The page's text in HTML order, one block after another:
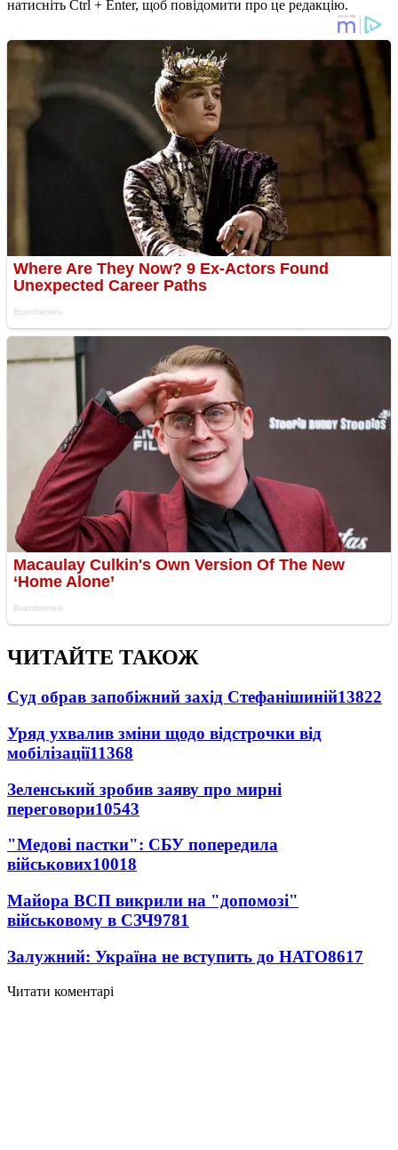
натисніть Ctrl + Enter, щоб повідомити про це редакцію.
ЧИТАЙТЕ ТАКОЖ
Суд обрав запобіжний захід Стефанішиній13822
Уряд ухвалив зміни щодо відстрочки від
мобілізації11368
Зеленський зробив заяву про мирні
переговори10543
"Медові пастки": СБУ попередила
військових10018
Майора ВСП викрили на "допомозі"
військовому в СЗЧ9781
Залужний: Україна не вступить до НАТО8617
Читати коментарі